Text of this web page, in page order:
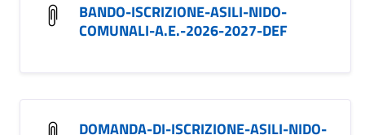
BANDO-ISCRIZIONE-ASILI-NIDO-
COMUNALI-A.E.-2026-2027-DEF
DOMANDA-DI-ISCRIZIONE-ASILI-NIDO-